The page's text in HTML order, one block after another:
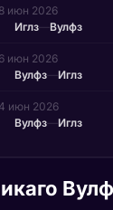
8 июн 2026
Иглз—Вулфз
6 июн 2026
Вулфз—Иглз
4 июн 2026
Вулфз—Иглз